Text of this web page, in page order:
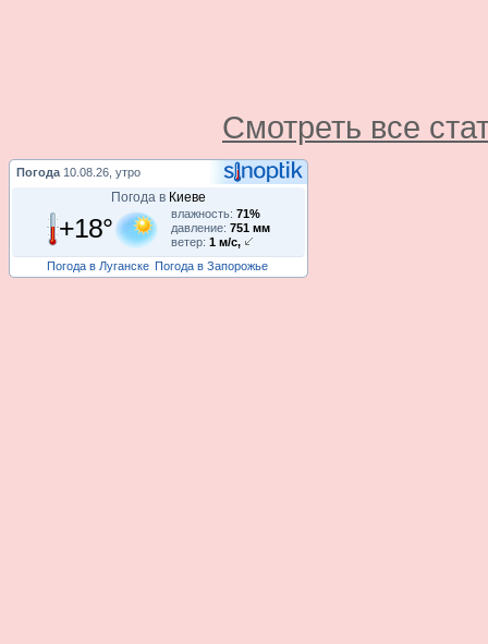
Смотреть все
Погода 10.08.26, утро
Погода в Киеве
+18° влажность: 71%
давление: 751 мм
ветер: 1 м/с,
Погода в Луганске Погода в Запорожье